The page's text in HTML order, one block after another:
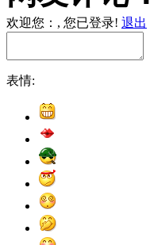
欢迎您： , 您已登录! 退出
表情: